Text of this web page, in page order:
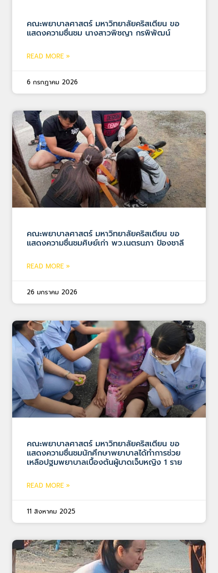
คณะพยาบาลศาสตร์ มหาวิทยาลัยคริสเตียน ขอ
แสดงความชื่นชม นางสาวพิชญา กรพิพัฒน์
READ MORE »
6 กรกฎาคม 2026
คณะพยาบาลศาสตร์ มหาวิทยาลัยคริสเตียน ขอ
แสดงความชื่นชมศิษย์เก่า พว.เนตรนภา ป้องชาลี
READ MORE »
26 มกราคม 2026
คณะพยาบาลศาสตร์ มหาวิทยาลัยคริสเตียน ขอ
แสดงความชื่นชมนักศึกษาพยาบาลได้ทำการช่วย
เหลือปฐมพยาบาลเบื้องต้นผู้บาดเจ็บหญิง 1 ราย
READ MORE »
11 สิงหาคม 2025